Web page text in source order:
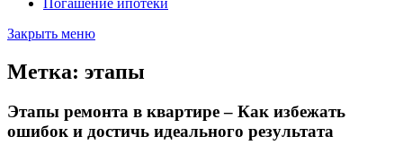
Погашение ипотеки
Закрыть меню
Метка: этапы
Этапы ремонта в квартире – Как избежать
ошибок и достичь идеального результата